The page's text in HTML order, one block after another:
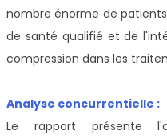
nombre énorme de
de santé qualifié et de
compression dans les
Analyse concurrentielle :
Le rapport présente